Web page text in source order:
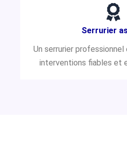
Serrurier
Un serrurier professionnel
interventions fiables et